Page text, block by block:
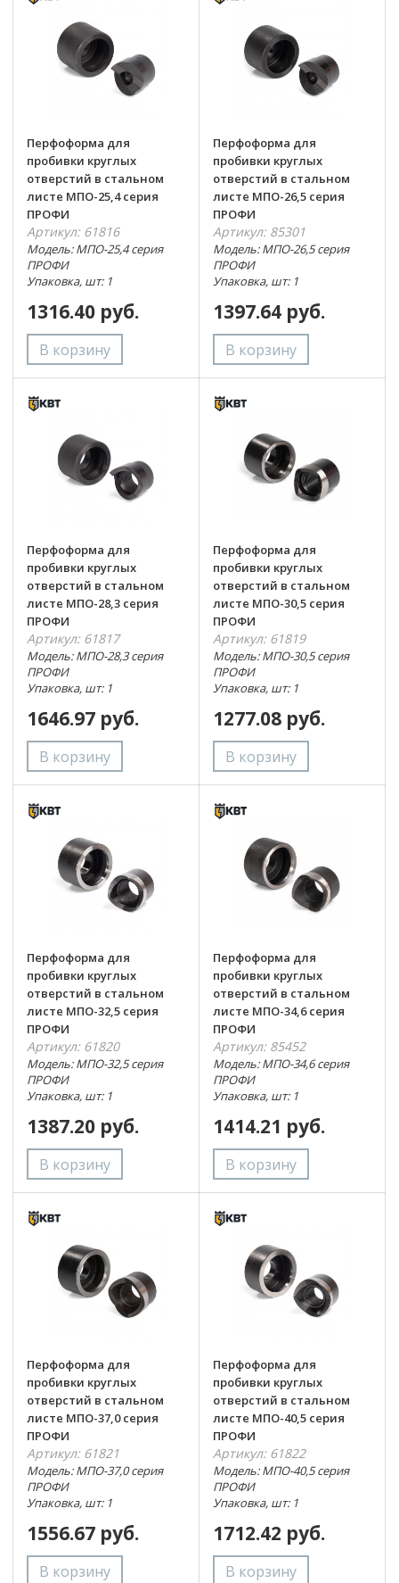
Перфоформа для
пробивки круглых
отверстий в стальном
листе МПО-25,4 серия
ПРОФИ
Артикул: 61816
Модель: МПО-25,4 серия
ПРОФИ
Упаковка, шт: 1
1316.40 руб.
Перфоформа для
пробивки круглых
отверстий в стальном
листе МПО-26,5 серия
ПРОФИ
Артикул: 85301
Модель: МПО-26,5 серия
ПРОФИ
Упаковка, шт: 1
1397.64 руб.
Перфоформа для
пробивки круглых
отверстий в стальном
листе МПО-28,3 серия
ПРОФИ
Артикул: 61817
Модель: МПО-28,3 серия
ПРОФИ
Упаковка, шт: 1
1646.97 руб.
Перфоформа для
пробивки круглых
отверстий в стальном
листе МПО-30,5 серия
ПРОФИ
Артикул: 61819
Модель: МПО-30,5 серия
ПРОФИ
Упаковка, шт: 1
1277.08 руб.
Перфоформа для
пробивки круглых
отверстий в стальном
листе МПО-32,5 серия
ПРОФИ
Артикул: 61820
Модель: МПО-32,5 серия
ПРОФИ
Упаковка, шт: 1
1387.20 руб.
Перфоформа для
пробивки круглых
отверстий в стальном
листе МПО-34,6 серия
ПРОФИ
Артикул: 85452
Модель: МПО-34,6 серия
ПРОФИ
Упаковка, шт: 1
1414.21 руб.
Перфоформа для
пробивки круглых
отверстий в стальном
листе МПО-37,0 серия
ПРОФИ
Артикул: 61821
Модель: МПО-37,0 серия
ПРОФИ
Упаковка, шт: 1
1556.67 руб.
Перфоформа для
пробивки круглых
отверстий в стальном
листе МПО-40,5 серия
ПРОФИ
Артикул: 61822
Модель: МПО-40,5 серия
ПРОФИ
Упаковка, шт: 1
1712.42 руб.